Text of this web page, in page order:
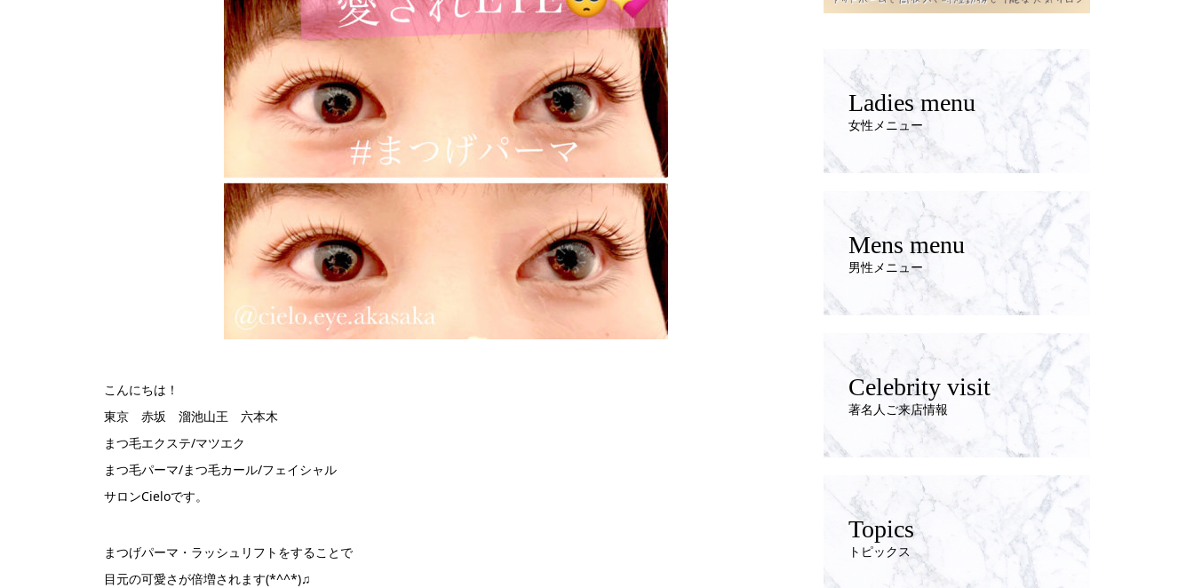
こんにちは！
東京 赤坂 溜池山王 六本木
まつ毛エクステ/マツエク
まつ毛パーマ/まつ毛カール/フェイシャル
サロンCieloです。
まつげパーマ・ラッシュリフトをすることで
目元の可愛さが倍増されます(*^^*)♫
Ladies menu
女性メニュー
Mens menu
男性メニュー
Celebrity visit
著名人ご来店情報
Topics
トピックス